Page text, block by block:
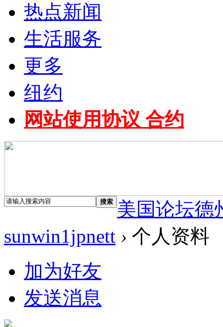
热点新闻
生活服务
更多
纽约
网站使用协议 合约
搜索
美国论坛德
sunwin1jpnett › 个人资料
加为好友
发送消息